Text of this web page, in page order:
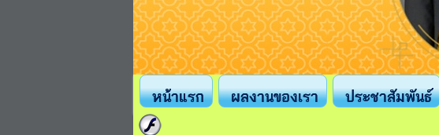
หน้าแรก ผลงานของเรา ประชาสัมพันธ์